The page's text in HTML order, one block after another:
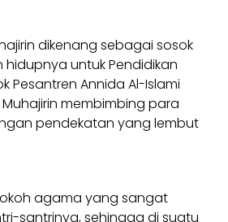
dikenang sebagai sosok
untuk Pendidikan
Pesantren Annida Al-Islami
membimbing para
pendekatan yang lembut
agama yang sangat
santrinya, sehingga di suatu